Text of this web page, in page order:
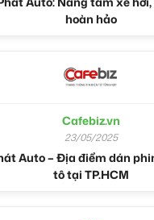
hoàn hảo
Cafebiz.vn
23/05/2025
Auto – Địa điểm dán
tô tại TP.HCM